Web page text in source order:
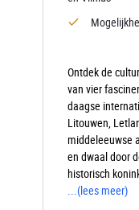
Ontdek de
van vier
daagse
Litouwen,
middeleeuwse
en dwaal door
historisch
...(lees meer)